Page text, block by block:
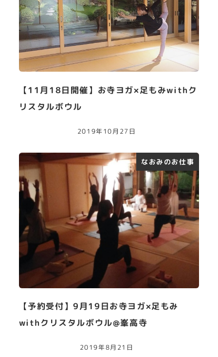
【11月18日開催】お寺ヨガ×足もみwithク
リスタルボウル
2019年10月27日
なおみのお仕事
【予約受付】9月19日お寺ヨガ×足もみ
withクリスタルボウル@峯高寺
2019年8月21日